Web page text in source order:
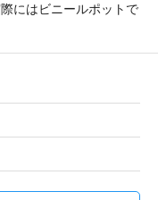
にはビニールポットで